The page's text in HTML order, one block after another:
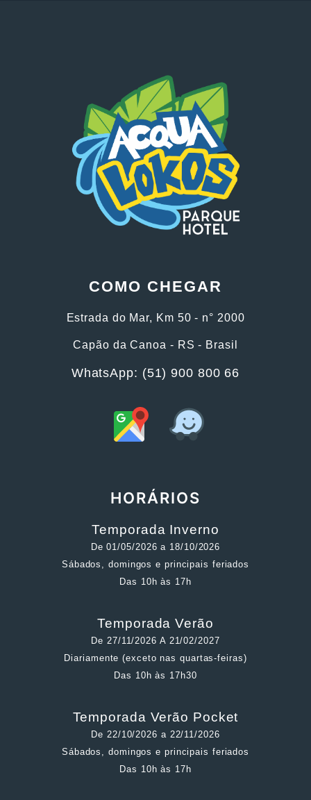
COMO CHEGAR
Estrada do Mar, Km 50 - n° 2000
Capão da Canoa - RS - Brasil
WhatsApp: (51) 900 800 66
HORÁRIOS
Temporada Inverno
De 01/05/2026 a 18/10/2026
Sábados, domingos e principais feriados
Das 10h às 17h
Temporada Verão
De 27/11/2026 A 21/02/2027
Diariamente (exceto nas quartas-feiras)
Das 10h às 17h30
Temporada Verão Pocket
De 22/10/2026 a 22/11/2026
Sábados, domingos e principais feriados
Das 10h às 17h